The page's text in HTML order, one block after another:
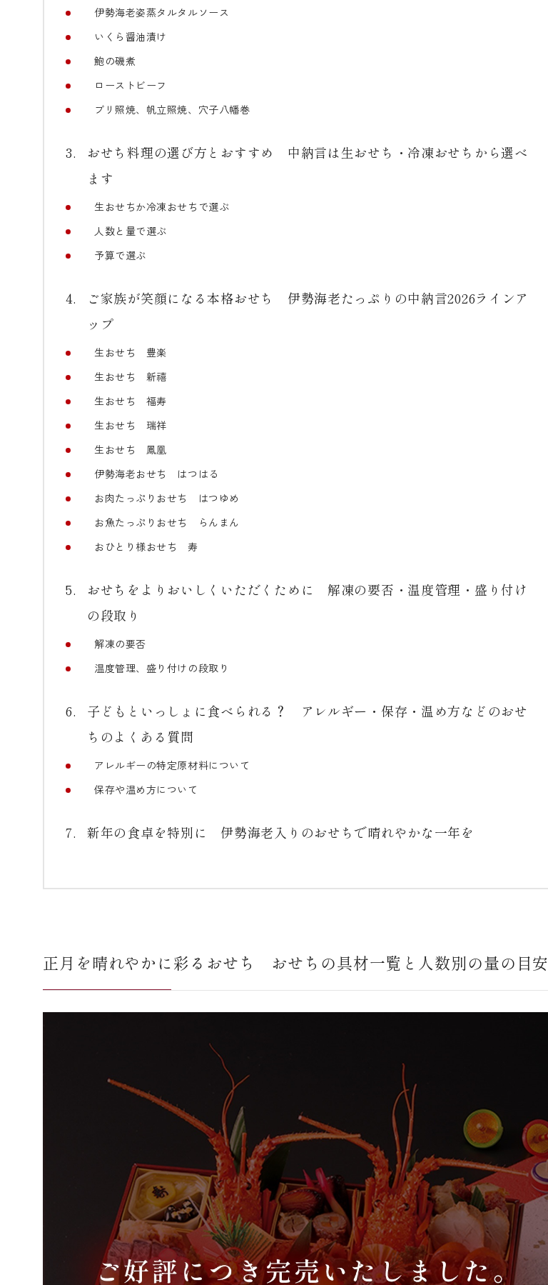
伊勢海老姿蒸タルタルソース
いくら醤油漬け
鮑の磯煮
ローストビーフ
ブリ照焼、帆立照焼、穴子八幡巻
おせち料理の選び方とおすすめ 中納言は生おせち・冷凍おせちから選べ
ます
生おせちか冷凍おせちで選ぶ
人数と量で選ぶ
予算で選ぶ
ご家族が笑顔になる本格おせち 伊勢海老たっぷりの中納言2026ラインア
ップ
生おせち 豊楽
生おせち 新禧
生おせち 福寿
生おせち 瑞祥
生おせち 鳳凰
伊勢海老おせち はつはる
お肉たっぷりおせち はつゆめ
お魚たっぷりおせち らんまん
おひとり様おせち 寿
おせちをよりおいしくいただくために 解凍の要否・温度管理・盛り付け
の段取り
解凍の要否
温度管理、盛り付けの段取り
子どもといっしょに食べられる？ アレルギー・保存・温め方などのおせ
ちのよくある質問
アレルギーの特定原材料について
保存や温め方について
新年の食卓を特別に 伊勢海老入りのおせちで晴れやかな一年を
正月を晴れやかに彩るおせち おせちの具材一覧と人数別の量の目安